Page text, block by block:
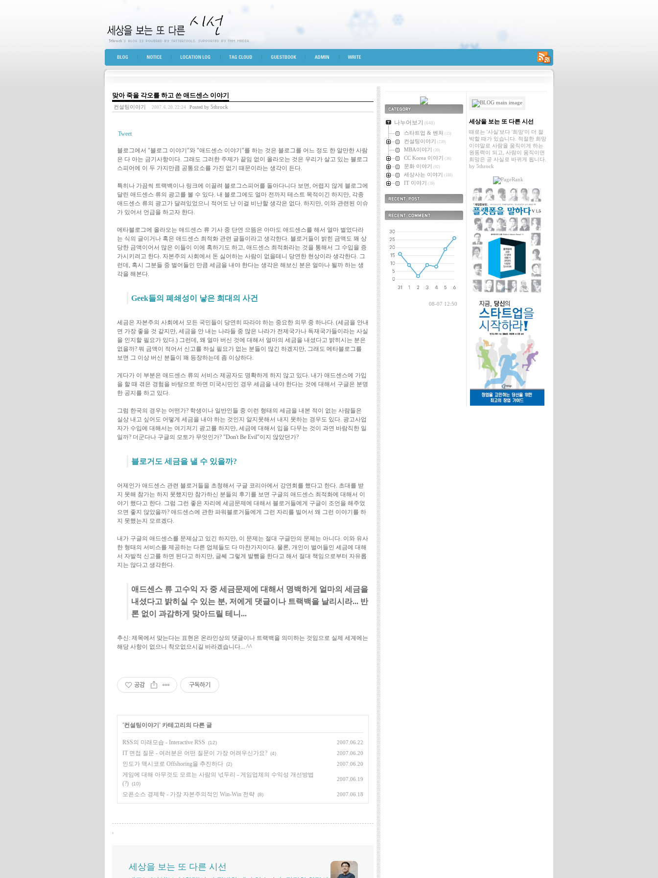
세상을 보는 또 다른 시선
BLOG TOP NOTICE LOCATION LOG TAG CLOUD GUESTBOOK ADMIN WRITE RSS
맞아 죽을 각오를 하고 쓴 애드센스 이야기
컨설팅이야기 2007. 6. 20. 22:24 Posted by 5throck
Tweet
블로그에서 "블로그 이야기"와 "애드센스 이야기"를 하는 것은 블로그를 어느 정도 한 알만한 사람
은 다 아는 금기사항이다. 그래도 그러한 주제가 끝임 없이 올라오는 것은 우리가 살고 있는 블로그
스피어에 이 두 가지만큼 공통요소를 가진 없기 때문이라는 생각이 든다.
특히나 가끔씩 트랙백이나 링크에 이끌려 블로그스피어를 돌아다니다 보면, 어렵지 않게 블로그에
달린 애드센스 류의 광고를 볼 수 있다. 내 블로그에도 얼마 전까지 테스트 목적이긴 하지만, 각종
애드센스 류의 광고가 달려있었으니 적어도 난 이걸 비난할 생각은 없다. 하지만, 이와 관련된 이슈
가 있어서 언급을 하고자 한다.
메타블로그에 올라오는 애드센스 류 기사 중 단연 으뜸은 아마도 애드센스를 해서 얼마 벌었다라
는 식의 글이거나 혹은 애드센스 최적화 관련 글들이라고 생각한다. 블로거들이 밝힌 금액도 꽤 상
당한 금액이어서 많은 이들이 이에 혹하기도 하고, 애드센스 최적화라는 것을 통해서 그 수입을 증
가시키려고 한다. 자본주의 사회에서 돈 싫어하는 사람이 없을테니 당연한 현상이라 생각한다. 그
런데, 혹시 그분들 중 벌어들인 만큼 세금을 내야 한다는 생각은 해보신 분은 얼마나 될까 하는 생
각을 해본다.
Geek들의 폐쇄성이 낳은 희대의 사건
세금은 자본주의 사회에서 모든 국민들이 당연히 따라야 하는 중요한 의무 중 하나다. (세금을 안내
면 가장 좋을 것 같지만, 세금을 안 내는 나라들 중 많은 나라가 전제국가나 독재국가들이라는 사실
을 인지할 필요가 있다.) 그런데, 왜 얼마 버신 것에 대해서 얼마의 세금을 내셨다고 밝히시는 분은
없을까? 뭐 금액이 적어서 신고를 하실 필요가 없는 분들이 많긴 하겠지만, 그래도 메타블로그를
보면 그 이상 버신 분들이 꽤 등장하는데 좀 이상하다.
게다가 이 부분은 애드센스 류의 서비스 제공자도 명확하게 하지 않고 있다. 내가 애드센스에 가입
을 할 때 겪은 경험을 바탕으로 하면 미국시민인 경우 세금을 내야 한다는 것에 대해서 구글은 분명
한 공지를 하고 있다.
그럼 한국의 경우는 어떤가? 학생이나 일반인들 중 이런 형태의 세금을 내본 적이 없는 사람들은
실상 내고 싶어도 어떻게 세금을 내야 하는 것인지 알지못해서 내지 못하는 경우도 있다. 광고사업
자가 수입에 대해서는 여기저기 광고를 하지만, 세금에 대해서 입을 다무는 것이 과연 바람직한 일
일까? 더군다나 구글의 모토가 무엇인가? "Don't Be Evil"이지 않았던가?
블로거도 세금을 낼 수 있을까?
어제인가 애드센스 관련 블로거들을 초청해서 구글 코리아에서 강연회를 했다고 한다. 초대를 받
지 못해 참가는 하지 못했지만 참가하신 분들의 후기를 보면 구글의 애드센스 최적화에 대해서 이
야기 했다고 한다. 그럼 그런 좋은 자리에 세금문제에 대해서 블로거들에게 구글이 조언을 해주었
으면 좋지 않았을까? 애드센스에 관한 파워블로거들에게 그런 자리를 빌어서 왜 그런 이야기를 하
지 못했는지 모르겠다.
내가 구글의 애드센스를 문제삼고 있긴 하지만, 이 문제는 절대 구글만의 문제는 아니다. 이와 유사
한 형태의 서비스를 제공하는 다른 업체들도 다 마찬가지이다. 물론, 개인이 벌어들인 세금에 대해
서 자발적 신고를 하면 된다고 하지만, 글쎄 그렇게 발뺌을 한다고 해서 절대 책임으로부터 자유롭
지는 않다고 생각한다.
애드센스 류 고수익 자 중 세금문제에 대해서 명백하게 얼마의 세금을
내셨다고 밝히실 수 있는 분, 저에게 댓글이나 트랙백을 날리시라... 반
론 없이 과감하게 맞아드릴 테니...
추신: 제목에서 맞는다는 표현은 온라인상의 댓글이나 트랙백을 의미하는 것임으로 실제 세계에는
해당 사항이 없으니 착오없으시길 바라겠습니다... ^^
공감 구독하기
'컨설팅이야기 ' 카테고리의 다른 글
RSS의 미래모습 - Interactive RSS (12) 2007.06.22
IT 면접 질문 - 여러분은 어떤 질문이 가장 어려우신가요? (4) 2007.06.20
인도가 맥시코로 Offshoring을 추진하다 (2) 2007.06.20
게임에 대해 아무것도 모르는 사람의 넋두리 - 게임업체의 수익성 개선방법
(?) (10)
2007.06.19
오픈소스 경제학 - 가장 자본주의적인 Win-Win 전략 (8) 2007.06.18
,
세상을 보는 또 다른 시선
카테고리
나누어보기 (648)
스타트업 & 벤처 (15)
컨설팅이야기 (239)
MBA이야기 (39)
CC Korea 이야기 (36)
문화 이야기 (92)
세상사는 이야기 (188)
IT 이야기 (39)
08-07 12:50
세상을 보는 또 다른 시선
때로는 '사실'보다 '희망'이 더 절
박할 때가 있습니다. 적절한 희망
이야말로 사람을 움직이게 하는
원동력이 되고, 사람이 움직이면
희망은 곧 사실로 바뀌게 됩니다.
by 5throck